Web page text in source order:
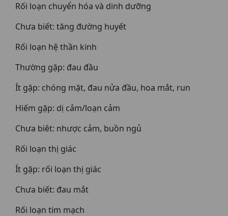
Rối loạn chuyển hóa và dinh dưỡng
Chưa biết: tăng đường huyết
Rối loạn hệ thần kinh
Thường gặp: đau đầu
Ít gặp: chóng mặt, đau nửa đầu, hoa mắt, run
Hiếm gặp: dị cảm/loạn cảm
Chưa biêt: nhược cảm, buồn ngủ
Rối loạn thị giác
Ít gặp: rối loạn thị giác
Chưa biết: đau mắt
Rối loạn tim mạch